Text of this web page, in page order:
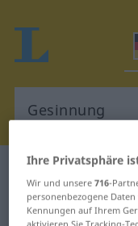
Deutsch-
Deutsch-
Ihre Privatsphäre
Wir und unsere716-
personenbezogene
Kennungen auf Ihrem